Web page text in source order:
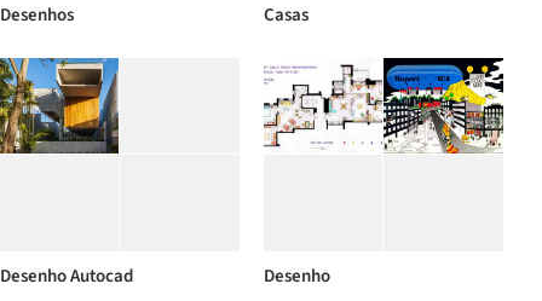
Desenhos Casas
Desenho Autocad Desenho